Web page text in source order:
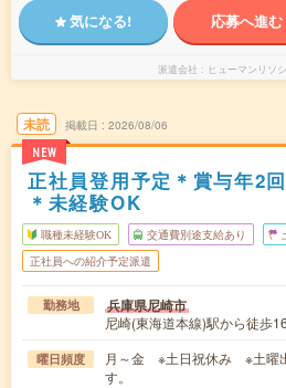
気になる! 応募へ進む
派遣会社 ヒューマンリソ
未読
NEW
掲載日 2026/08/06
正社員登用予定＊賞与年2
＊未経験OK
職種未経験OK 交通費別途支給あり
正社員への紹介予定派遣
勤務地 兵庫県尼崎市
尼崎(東海道本線)駅から徒歩
曜日頻度
月～金 ※土日祝休み ※土曜
す。